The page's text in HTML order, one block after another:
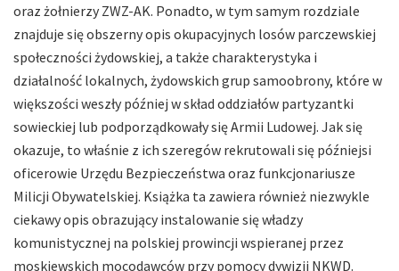
oraz żołnierzy ZWZ-AK. Ponadto, w tym samym rozdziale
znajduje się obszerny opis okupacyjnych losów parczewskiej
społeczności żydowskiej, a także charakterystyka i
działalność lokalnych, żydowskich grup samoobrony, które w
większości weszły później w skład oddziałów partyzantki
sowieckiej lub podporządkowały się Armii Ludowej. Jak się
okazuje, to właśnie z ich szeregów rekrutowali się późniejsi
oficerowie Urzędu Bezpieczeństwa oraz funkcjonariusze
Milicji Obywatelskiej. Książka ta zawiera również niezwykle
ciekawy opis obrazujący instalowanie się władzy
komunistycznej na polskiej prowincji wspieranej przez
moskiewskich mocodawców przy pomocy dywizji NKWD.